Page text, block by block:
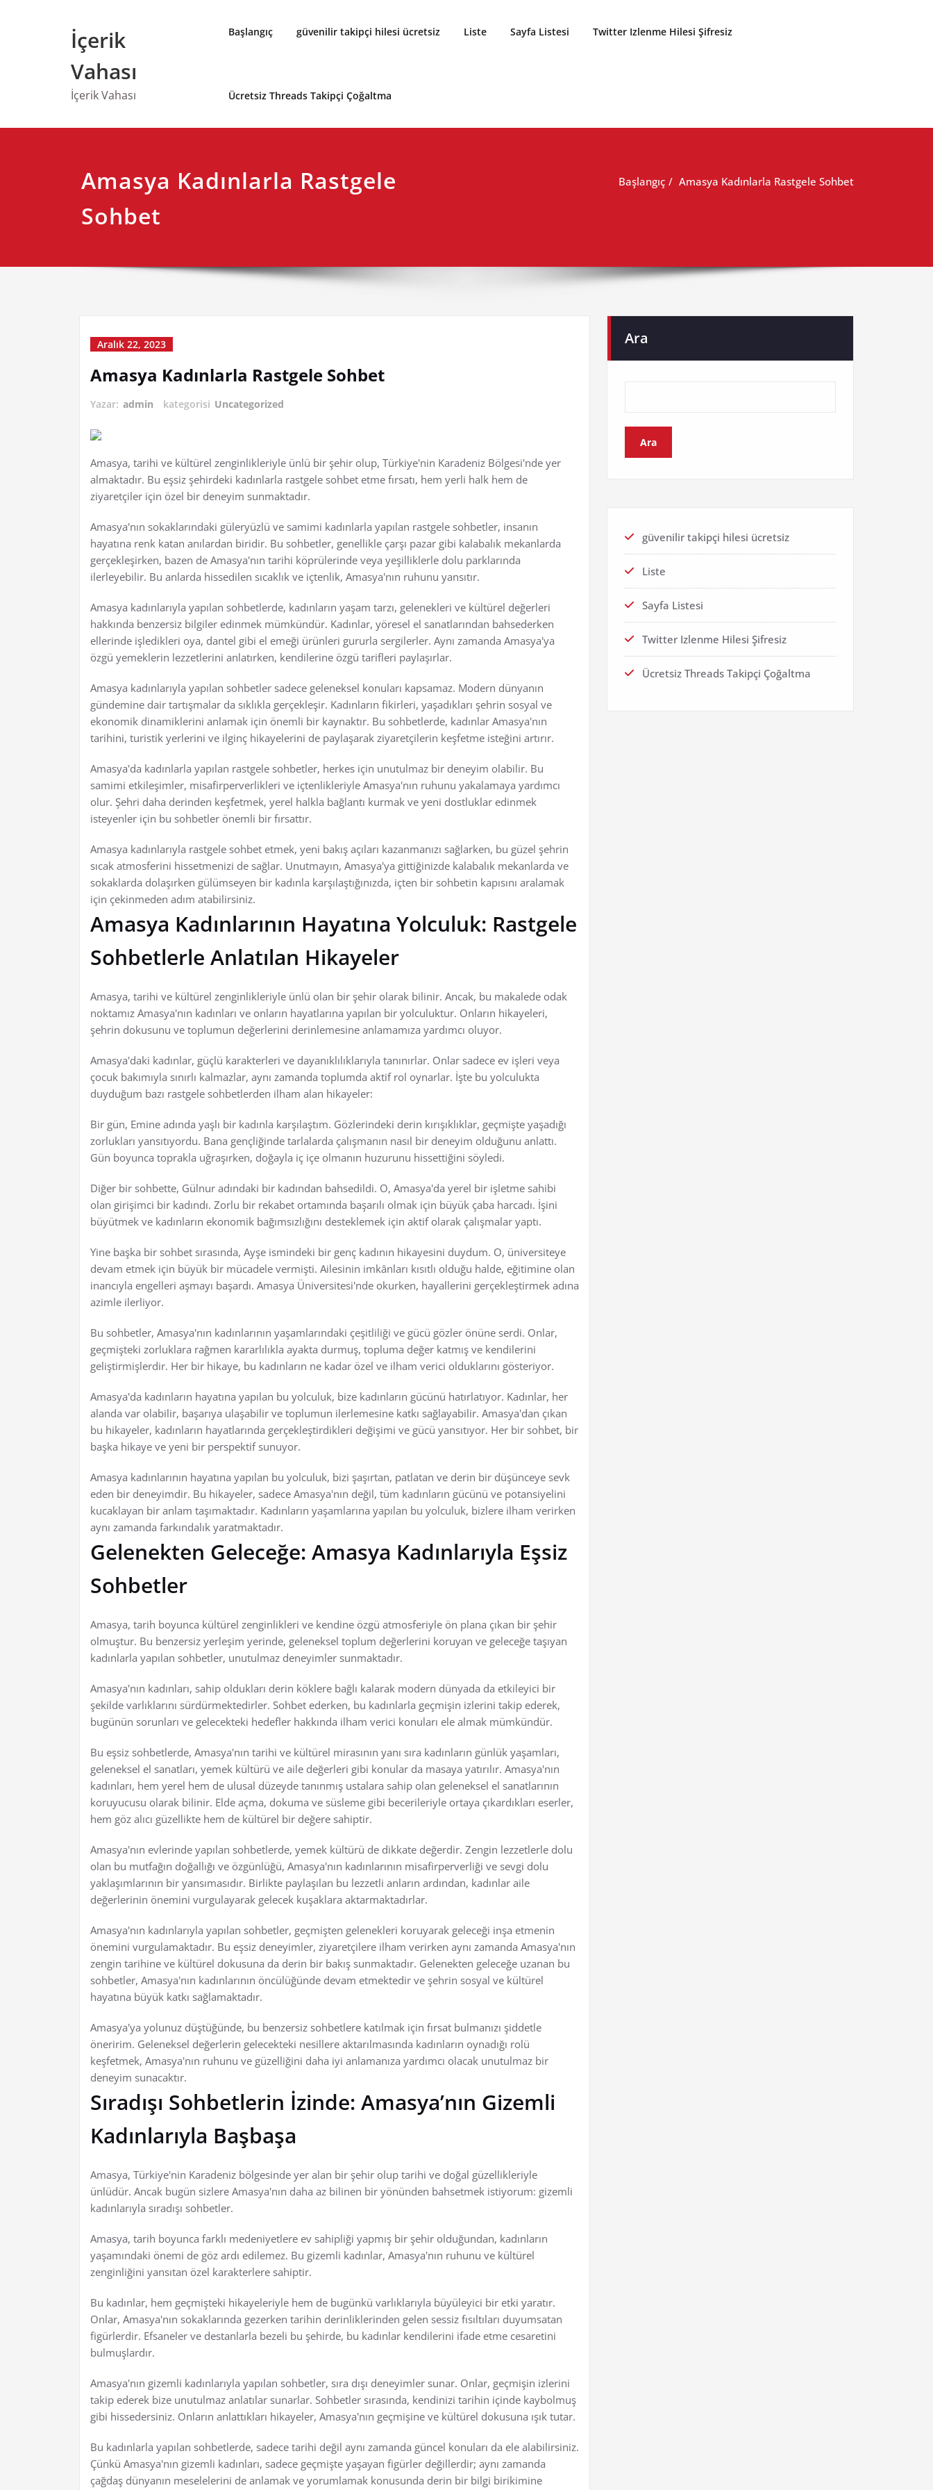
İçerik
Vahası
İçerik Vahası
Başlangıç güvenilir takipçi hilesi ücretsiz Liste Sayfa Listesi Twitter Izlenme Hilesi Şifresiz
Ücretsiz Threads Takipçi Çoğaltma
Amasya Kadınlarla Rastgele
Sohbet
Başlangıç Amasya Kadınlarla Rastgele Sohbet
Aralık 22, 2023
Amasya Kadınlarla Rastgele Sohbet
Yazar: admin kategorisi Uncategorized
Amasya, tarihi ve kültürel zenginlikleriyle ünlü bir şehir olup, Türkiye'nin Karadeniz Bölgesi'nde yer
almaktadır. Bu eşsiz şehirdeki kadınlarla rastgele sohbet etme fırsatı, hem yerli halk hem de
ziyaretçiler için özel bir deneyim sunmaktadır.
Amasya'nın sokaklarındaki güleryüzlü ve samimi kadınlarla yapılan rastgele sohbetler, insanın
hayatına renk katan anılardan biridir. Bu sohbetler, genellikle çarşı pazar gibi kalabalık mekanlarda
gerçekleşirken, bazen de Amasya'nın tarihi köprülerinde veya yeşilliklerle dolu parklarında
ilerleyebilir. Bu anlarda hissedilen sıcaklık ve içtenlik, Amasya'nın ruhunu yansıtır.
Amasya kadınlarıyla yapılan sohbetlerde, kadınların yaşam tarzı, gelenekleri ve kültürel değerleri
hakkında benzersiz bilgiler edinmek mümkündür. Kadınlar, yöresel el sanatlarından bahsederken
ellerinde işledikleri oya, dantel gibi el emeği ürünleri gururla sergilerler. Aynı zamanda Amasya'ya
özgü yemeklerin lezzetlerini anlatırken, kendilerine özgü tarifleri paylaşırlar.
Amasya kadınlarıyla yapılan sohbetler sadece geleneksel konuları kapsamaz. Modern dünyanın
gündemine dair tartışmalar da sıklıkla gerçekleşir. Kadınların fikirleri, yaşadıkları şehrin sosyal ve
ekonomik dinamiklerini anlamak için önemli bir kaynaktır. Bu sohbetlerde, kadınlar Amasya'nın
tarihini, turistik yerlerini ve ilginç hikayelerini de paylaşarak ziyaretçilerin keşfetme isteğini artırır.
Amasya'da kadınlarla yapılan rastgele sohbetler, herkes için unutulmaz bir deneyim olabilir. Bu
samimi etkileşimler, misafirperverlikleri ve içtenlikleriyle Amasya'nın ruhunu yakalamaya yardımcı
olur. Şehri daha derinden keşfetmek, yerel halkla bağlantı kurmak ve yeni dostluklar edinmek
isteyenler için bu sohbetler önemli bir fırsattır.
Amasya kadınlarıyla rastgele sohbet etmek, yeni bakış açıları kazanmanızı sağlarken, bu güzel şehrin
sıcak atmosferini hissetmenizi de sağlar. Unutmayın, Amasya'ya gittiğinizde kalabalık mekanlarda ve
sokaklarda dolaşırken gülümseyen bir kadınla karşılaştığınızda, içten bir sohbetin kapısını aralamak
için çekinmeden adım atabilirsiniz.
Amasya Kadınlarının Hayatına Yolculuk: Rastgele
Sohbetlerle Anlatılan Hikayeler
Amasya, tarihi ve kültürel zenginlikleriyle ünlü olan bir şehir olarak bilinir. Ancak, bu makalede odak
noktamız Amasya'nın kadınları ve onların hayatlarına yapılan bir yolculuktur. Onların hikayeleri,
şehrin dokusunu ve toplumun değerlerini derinlemesine anlamamıza yardımcı oluyor.
Amasya'daki kadınlar, güçlü karakterleri ve dayanıklılıklarıyla tanınırlar. Onlar sadece ev işleri veya
çocuk bakımıyla sınırlı kalmazlar, aynı zamanda toplumda aktif rol oynarlar. İşte bu yolculukta
duyduğum bazı rastgele sohbetlerden ilham alan hikayeler:
Bir gün, Emine adında yaşlı bir kadınla karşılaştım. Gözlerindeki derin kırışıklıklar, geçmişte yaşadığı
zorlukları yansıtıyordu. Bana gençliğinde tarlalarda çalışmanın nasıl bir deneyim olduğunu anlattı.
Gün boyunca toprakla uğraşırken, doğayla iç içe olmanın huzurunu hissettiğini söyledi.
Diğer bir sohbette, Gülnur adındaki bir kadından bahsedildi. O, Amasya'da yerel bir işletme sahibi
olan girişimci bir kadındı. Zorlu bir rekabet ortamında başarılı olmak için büyük çaba harcadı. İşini
büyütmek ve kadınların ekonomik bağımsızlığını desteklemek için aktif olarak çalışmalar yaptı.
Yine başka bir sohbet sırasında, Ayşe ismindeki bir genç kadının hikayesini duydum. O, üniversiteye
devam etmek için büyük bir mücadele vermişti. Ailesinin imkânları kısıtlı olduğu halde, eğitimine olan
inancıyla engelleri aşmayı başardı. Amasya Üniversitesi'nde okurken, hayallerini gerçekleştirmek adına
azimle ilerliyor.
Bu sohbetler, Amasya'nın kadınlarının yaşamlarındaki çeşitliliği ve gücü gözler önüne serdi. Onlar,
geçmişteki zorluklara rağmen kararlılıkla ayakta durmuş, topluma değer katmış ve kendilerini
geliştirmişlerdir. Her bir hikaye, bu kadınların ne kadar özel ve ilham verici olduklarını gösteriyor.
Amasya'da kadınların hayatına yapılan bu yolculuk, bize kadınların gücünü hatırlatıyor. Kadınlar, her
alanda var olabilir, başarıya ulaşabilir ve toplumun ilerlemesine katkı sağlayabilir. Amasya'dan çıkan
bu hikayeler, kadınların hayatlarında gerçekleştirdikleri değişimi ve gücü yansıtıyor. Her bir sohbet, bir
başka hikaye ve yeni bir perspektif sunuyor.
Amasya kadınlarının hayatına yapılan bu yolculuk, bizi şaşırtan, patlatan ve derin bir düşünceye sevk
eden bir deneyimdir. Bu hikayeler, sadece Amasya'nın değil, tüm kadınların gücünü ve potansiyelini
kucaklayan bir anlam taşımaktadır. Kadınların yaşamlarına yapılan bu yolculuk, bizlere ilham verirken
aynı zamanda farkındalık yaratmaktadır.
Gelenekten Geleceğe: Amasya Kadınlarıyla Eşsiz
Sohbetler
Amasya, tarih boyunca kültürel zenginlikleri ve kendine özgü atmosferiyle ön plana çıkan bir şehir
olmuştur. Bu benzersiz yerleşim yerinde, geleneksel toplum değerlerini koruyan ve geleceğe taşıyan
kadınlarla yapılan sohbetler, unutulmaz deneyimler sunmaktadır.
Amasya'nın kadınları, sahip oldukları derin köklere bağlı kalarak modern dünyada da etkileyici bir
şekilde varlıklarını sürdürmektedirler. Sohbet ederken, bu kadınlarla geçmişin izlerini takip ederek,
bugünün sorunları ve gelecekteki hedefler hakkında ilham verici konuları ele almak mümkündür.
Bu eşsiz sohbetlerde, Amasya'nın tarihi ve kültürel mirasının yanı sıra kadınların günlük yaşamları,
geleneksel el sanatları, yemek kültürü ve aile değerleri gibi konular da masaya yatırılır. Amasya'nın
kadınları, hem yerel hem de ulusal düzeyde tanınmış ustalara sahip olan geleneksel el sanatlarının
koruyucusu olarak bilinir. Elde açma, dokuma ve süsleme gibi becerileriyle ortaya çıkardıkları eserler,
hem göz alıcı güzellikte hem de kültürel bir değere sahiptir.
Amasya'nın evlerinde yapılan sohbetlerde, yemek kültürü de dikkate değerdir. Zengin lezzetlerle dolu
olan bu mutfağın doğallığı ve özgünlüğü, Amasya'nın kadınlarının misafirperverliği ve sevgi dolu
yaklaşımlarının bir yansımasıdır. Birlikte paylaşılan bu lezzetli anların ardından, kadınlar aile
değerlerinin önemini vurgulayarak gelecek kuşaklara aktarmaktadırlar.
Amasya'nın kadınlarıyla yapılan sohbetler, geçmişten gelenekleri koruyarak geleceği inşa etmenin
önemini vurgulamaktadır. Bu eşsiz deneyimler, ziyaretçilere ilham verirken aynı zamanda Amasya'nın
zengin tarihine ve kültürel dokusuna da derin bir bakış sunmaktadır. Gelenekten geleceğe uzanan bu
sohbetler, Amasya'nın kadınlarının öncülüğünde devam etmektedir ve şehrin sosyal ve kültürel
hayatına büyük katkı sağlamaktadır.
Amasya'ya yolunuz düştüğünde, bu benzersiz sohbetlere katılmak için fırsat bulmanızı şiddetle
öneririm. Geleneksel değerlerin gelecekteki nesillere aktarılmasında kadınların oynadığı rolü
keşfetmek, Amasya'nın ruhunu ve güzelliğini daha iyi anlamanıza yardımcı olacak unutulmaz bir
deneyim sunacaktır.
Sıradışı Sohbetlerin İzinde: Amasya’nın Gizemli
Kadınlarıyla Başbaşa
Amasya, Türkiye'nin Karadeniz bölgesinde yer alan bir şehir olup tarihi ve doğal güzellikleriyle
ünlüdür. Ancak bugün sizlere Amasya'nın daha az bilinen bir yönünden bahsetmek istiyorum: gizemli
kadınlarıyla sıradışı sohbetler.
Amasya, tarih boyunca farklı medeniyetlere ev sahipliği yapmış bir şehir olduğundan, kadınların
yaşamındaki önemi de göz ardı edilemez. Bu gizemli kadınlar, Amasya'nın ruhunu ve kültürel
zenginliğini yansıtan özel karakterlere sahiptir.
Bu kadınlar, hem geçmişteki hikayeleriyle hem de bugünkü varlıklarıyla büyüleyici bir etki yaratır.
Onlar, Amasya'nın sokaklarında gezerken tarihin derinliklerinden gelen sessiz fısıltıları duyumsatan
figürlerdir. Efsaneler ve destanlarla bezeli bu şehirde, bu kadınlar kendilerini ifade etme cesaretini
bulmuşlardır.
Amasya'nın gizemli kadınlarıyla yapılan sohbetler, sıra dışı deneyimler sunar. Onlar, geçmişin izlerini
takip ederek bize unutulmaz anlatılar sunarlar. Sohbetler sırasında, kendinizi tarihin içinde kaybolmuş
gibi hissedersiniz. Onların anlattıkları hikayeler, Amasya'nın geçmişine ve kültürel dokusuna ışık tutar.
Bu kadınlarla yapılan sohbetlerde, sadece tarihi değil aynı zamanda güncel konuları da ele alabilirsiniz.
Çünkü Amasya'nın gizemli kadınları, sadece geçmişte yaşayan figürler değillerdir; aynı zamanda
çağdaş dünyanın meselelerini de anlamak ve yorumlamak konusunda derin bir bilgi birikimine
Ara
Ara
güvenilir takipçi hilesi ücretsiz
Liste
Sayfa Listesi
Twitter Izlenme Hilesi Şifresiz
Ücretsiz Threads Takipçi Çoğaltma